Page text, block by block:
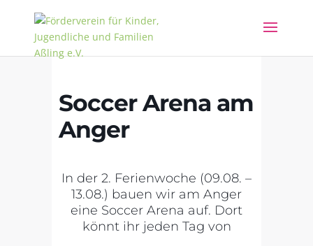
Soccer Arena am
Anger
In der 2. Ferienwoche (09.08. –
13.08.) bauen wir am Anger
eine Soccer Arena auf. Dort
könnt ihr jeden Tag von